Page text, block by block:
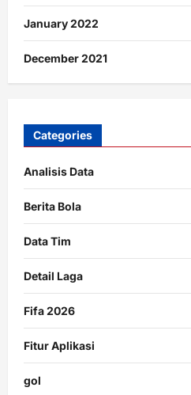
January 2022
December 2021
Categories
Analisis Data
Berita Bola
Data Tim
Detail Laga
Fifa 2026
Fitur Aplikasi
gol